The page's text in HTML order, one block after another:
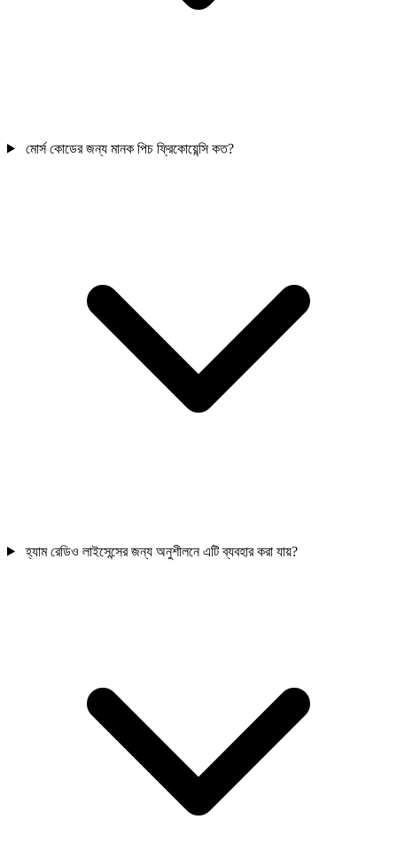
মোর্স কোডের জন্য মানক পিচ ফ্রিকোয়েন্সি কত?
হ্যাম রেডিও লাইসেন্সের জন্য অনুশীলনে এটি ব্যবহার করা যায়?